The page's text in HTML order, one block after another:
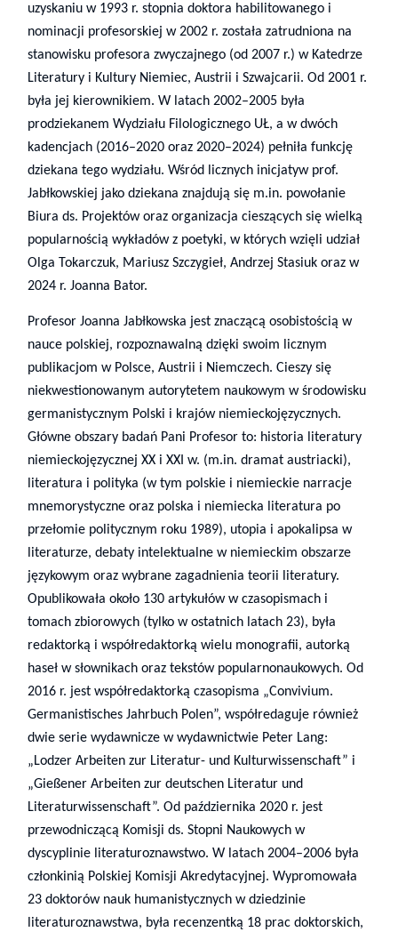
uzyskaniu w 1993 r. stopnia doktora habilitowanego i
nominacji profesorskiej w 2002 r. została zatrudniona na
stanowisku profesora zwyczajnego (od 2007 r.) w Katedrze
Literatury i Kultury Niemiec, Austrii i Szwajcarii. Od 2001 r.
była jej kierownikiem. W latach 2002–2005 była
prodziekanem Wydziału Filologicznego UŁ, a w dwóch
kadencjach (2016–2020 oraz 2020–2024) pełniła funkcję
dziekana tego wydziału. Wśród licznych inicjatyw prof.
Jabłkowskiej jako dziekana znajdują się m.in. powołanie
Biura ds. Projektów oraz organizacja cieszących się wielką
popularnością wykładów z poetyki, w których wzięli udział
Olga Tokarczuk, Mariusz Szczygieł, Andrzej Stasiuk oraz w
2024 r. Joanna Bator.
Profesor Joanna Jabłkowska jest znaczącą osobistością w
nauce polskiej, rozpoznawalną dzięki swoim licznym
publikacjom w Polsce, Austrii i Niemczech. Cieszy się
niekwestionowanym autorytetem naukowym w środowisku
germanistycznym Polski i krajów niemieckojęzycznych.
Główne obszary badań Pani Profesor to: historia literatury
niemieckojęzycznej XX i XXI w. (m.in. dramat austriacki),
literatura i polityka (w tym polskie i niemieckie narracje
mnemorystyczne oraz polska i niemiecka literatura po
przełomie politycznym roku 1989), utopia i apokalipsa w
literaturze, debaty intelektualne w niemieckim obszarze
językowym oraz wybrane zagadnienia teorii literatury.
Opublikowała około 130 artykułów w czasopismach i
tomach zbiorowych (tylko w ostatnich latach 23), była
redaktorką i współredaktorką wielu monografii, autorką
haseł w słownikach oraz tekstów popularnonaukowych. Od
2016 r. jest współredaktorką czasopisma „Convivium.
Germanistisches Jahrbuch Polen”, współredaguje również
dwie serie wydawnicze w wydawnictwie Peter Lang:
„Lodzer Arbeiten zur Literatur- und Kulturwissenschaft” i
„Gießener Arbeiten zur deutschen Literatur und
Literaturwissenschaft”.Od października 2020 r. jest
przewodniczącą Komisji ds. Stopni Naukowych w
dyscyplinie literaturoznawstwo. W latach 2004–2006 była
członkinią Polskiej Komisji Akredytacyjnej. Wypromowała
23 doktorów nauk humanistycznych w dziedzinie
literaturoznawstwa, była recenzentką 18 prac doktorskich,